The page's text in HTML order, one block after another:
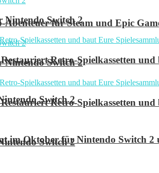
Nintendo Switch 2
Retro-Spielkassetten
Switch 2
im Oktober für Nintendo Switch 2
für Steam und Epic
Nintendo Switch 2
Retro-Spielkassetten
Switch 2